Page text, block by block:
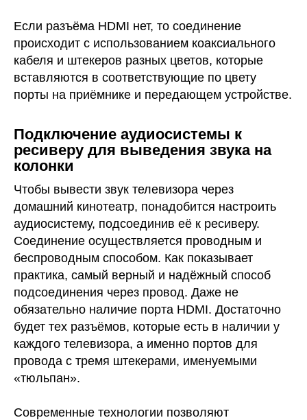
Если разъёма HDMI нет, то соединение
происходит с использованием коаксиального
кабеля и штекеров разных цветов, которые
вставляются в соответствующие по цвету
порты на приёмнике и передающем устройстве.
Подключение аудиосистемы к
ресиверу для выведения звука на
колонки
Чтобы вывести звук телевизора через
домашний кинотеатр, понадобится настроить
аудиосистему, подсоединив её к ресиверу.
Соединение осуществляется проводным и
беспроводным способом. Как показывает
практика, самый верный и надёжный способ
подсоединения через провод. Даже не
обязательно наличие порта HDMI. Достаточно
будет тех разъёмов, которые есть в наличии у
каждого телевизора, а именно портов для
провода с тремя штекерами, именуемыми
«тюльпан».
Современные технологии позволяют